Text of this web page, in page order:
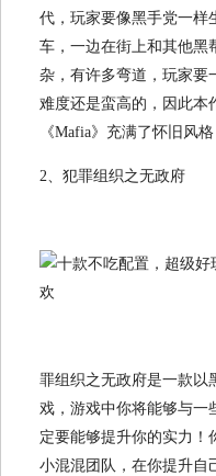
代，玩家要像黑手党一样
车，一边在街上和其他黑
杂，有许多弯道，玩家要
难度还是蛮高的，因此本
《Mafia》充满了怀旧风
2、犯罪组织之无政府
罪组织之无政府是一款以
戏，游戏中你将能够与一
定要能够提升你的实力！
小混混团队，在你提升自